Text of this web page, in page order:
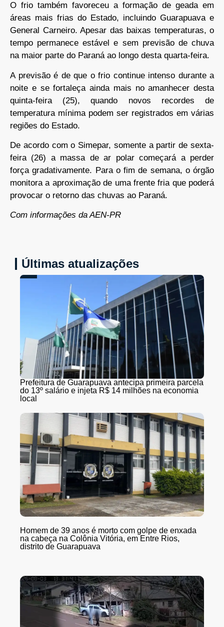
O frio também favoreceu a formação de geada em
áreas mais frias do Estado, incluindo Guarapuava e
General Carneiro. Apesar das baixas temperaturas, o
tempo permanece estável e sem previsão de chuva
na maior parte do Paraná ao longo desta quarta-feira.
A previsão é de que o frio continue intenso durante a
noite e se fortaleça ainda mais no amanhecer desta
quinta-feira (25), quando novos recordes de
temperatura mínima podem ser registrados em várias
regiões do Estado.
De acordo com o Simepar, somente a partir de sexta-
feira (26) a massa de ar polar começará a perder
força gradativamente. Para o fim de semana, o órgão
monitora a aproximação de uma frente fria que poderá
provocar o retorno das chuvas ao Paraná.
Com informações da AEN-PR
Últimas atualizações
Prefeitura de Guarapuava antecipa primeira parcela
do 13º salário e injeta R$ 14 milhões na economia
local
Homem de 39 anos é morto com golpe de enxada
na cabeça na Colônia Vitória, em Entre Rios,
distrito de Guarapuava